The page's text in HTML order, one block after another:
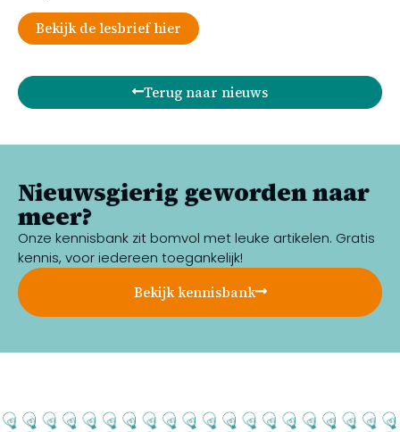
Bekijk de lesbrief hier
Terug naar nieuws
Nieuwsgierig geworden naar
meer?
Onze kennisbank zit bomvol met leuke artikelen. Gratis
kennis, voor iedereen toegankelijk!
Bekijk kennisbank